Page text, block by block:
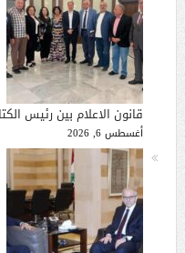
قانون الاعلام بين رئيس
أغسطس 6, 2026